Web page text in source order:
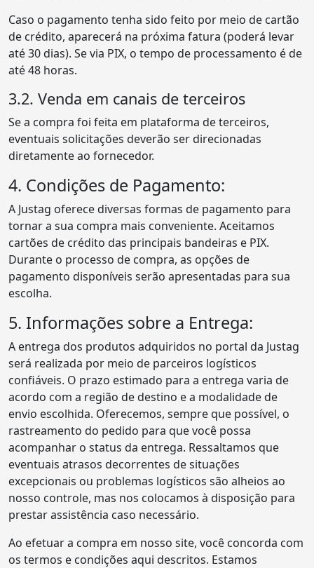
Caso o pagamento tenha sido feito por meio de cartão
de crédito, aparecerá na próxima fatura (poderá levar
até 30 dias). Se via PIX, o tempo de processamento é de
até 48 horas.
3.2. Venda em canais de terceiros
Se a compra foi feita em plataforma de terceiros,
eventuais solicitações deverão ser direcionadas
diretamente ao fornecedor.
4. Condições de Pagamento:
A Justag oferece diversas formas de pagamento para
tornar a sua compra mais conveniente. Aceitamos
cartões de crédito das principais bandeiras e PIX.
Durante o processo de compra, as opções de
pagamento disponíveis serão apresentadas para sua
escolha.
5. Informações sobre a Entrega:
A entrega dos produtos adquiridos no portal da Justag
será realizada por meio de parceiros logísticos
confiáveis. O prazo estimado para a entrega varia de
acordo com a região de destino e a modalidade de
envio escolhida. Oferecemos, sempre que possível, o
rastreamento do pedido para que você possa
acompanhar o status da entrega. Ressaltamos que
eventuais atrasos decorrentes de situações
excepcionais ou problemas logísticos são alheios ao
nosso controle, mas nos colocamos à disposição para
prestar assistência caso necessário.
Ao efetuar a compra em nosso site, você concorda com
os termos e condições aqui descritos. Estamos